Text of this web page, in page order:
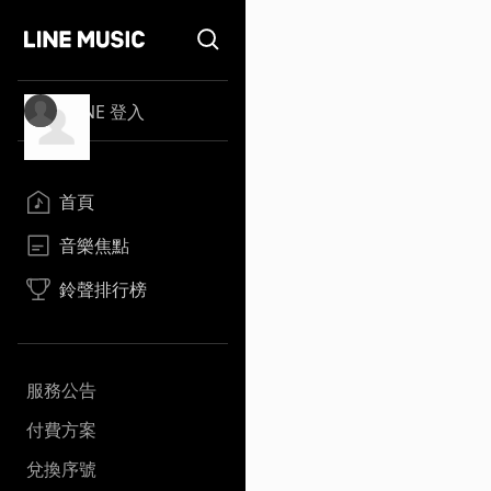
LINE 登入
首頁
音樂焦點
鈴聲排行榜
服務公告
付費方案
兌換序號